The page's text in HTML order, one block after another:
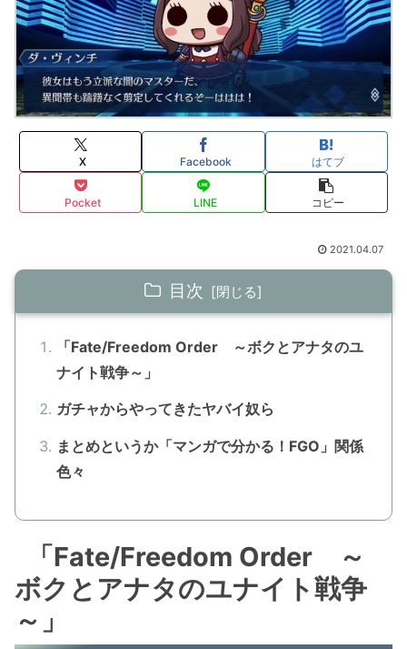
X Facebook はてブ
Pocket LINE コピー
2021.04.07
目次
「Fate/Freedom Order ～ボクとアナタのユ
ナイト戦争～」
ガチャからやってきたヤバイ奴ら
まとめというか「マンガで分かる！FGO」関係
色々
「Fate/Freedom Order ～
ボクとアナタのユナイト戦争
～」